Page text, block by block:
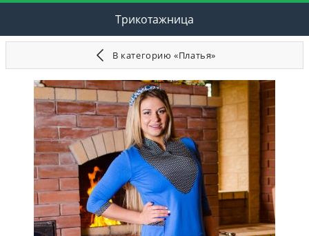
Трикотажница
В категорию «Платья»